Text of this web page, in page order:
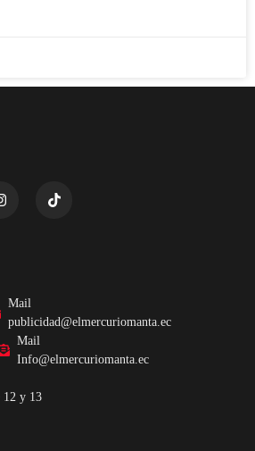
Mail
publicidad@elmercuriomanta.ec
Mail
Info@elmercuriomanta.ec
12 y 13